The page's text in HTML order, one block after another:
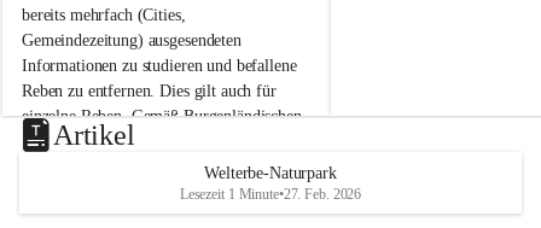
n
a
m
N
e
u
s
d
bereits mehrfach (Cities,
Gemeindezeitung) ausgesendeten
Informationen zu studieren und befallene
Reben zu entfernen. Dies gilt auch für
einzelne Reben. Gemäß Burgenländischen
Weinbaugesetz sind nicht gepflegte oder
unzulässige Weingärten zu roden! Bitte
helfen wir zusammen um unsere Winzer
vor den prognostizierten Ernteausfällen
u
e
d
Artikel
Welterbe-Naturpark
Lesezeit 1 Minute•27. Feb. 2026